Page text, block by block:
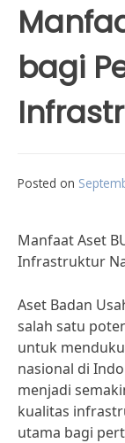
bagi
Posted on
Manfaat Aset
Infrastruktur
Aset Badan
salah satu
untuk
nasional di
menjadi
kualitas
utama bagi